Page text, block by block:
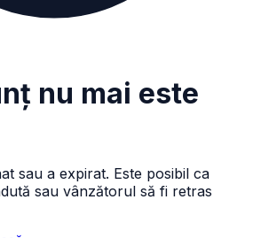
nu mai este
sau a expirat. Este posibil ca
sau vânzătorul să fi retras